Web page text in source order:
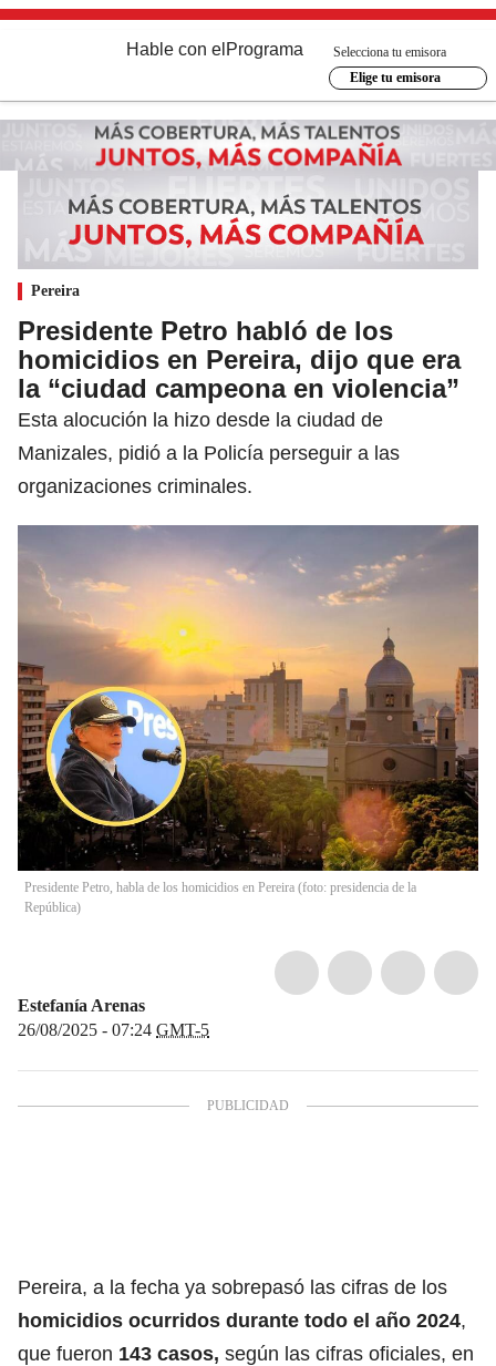
Hable con el Programa
Selecciona tu emisora
Elige tu emisora
Pereira
Presidente Petro habló de los
homicidios en Pereira, dijo que era
la “ciudad campeona en violencia”
Esta alocución la hizo desde la ciudad de
Manizales, pidió a la Policía perseguir a las
organizaciones criminales.
Presidente Petro, habla de los homicidios en Pereira (foto: presidencia de la
República)
Estefanía Arenas
26/08/2025 - 07:24 GMT-5
Pereira, a la fecha ya sobrepasó las cifras de los
homicidios ocurridos durante todo el año 2024,
que fueron 143 casos, según las cifras oficiales, en